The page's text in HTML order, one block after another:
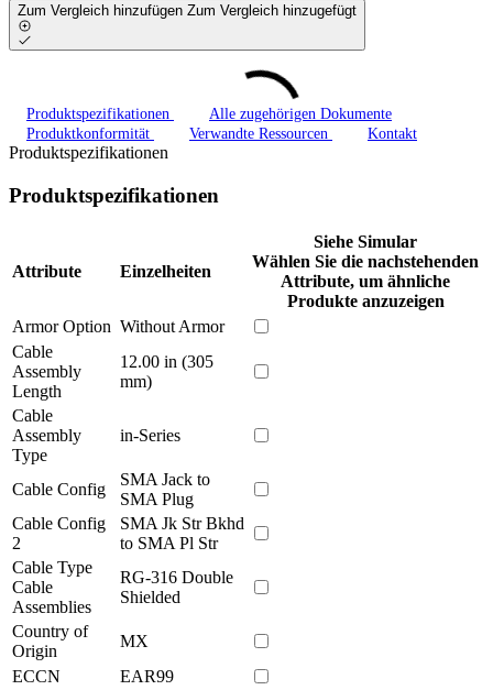
Zum Vergleich hinzufügen Zum Vergleich hinzugefügt
Produktspezifikationen
Alle zugehörigen Dokumente
Produktkonformität
Verwandte Ressourcen Kontakt
Produktspezifikationen
Produktspezifikationen
Attribute Einzelheiten
Siehe Simular
Wählen Sie die nachstehenden
Attribute, um ähnliche
Produkte anzuzeigen
Armor Option Without Armor
Cable
Assembly
Length
12.00 in (305
mm)
Cable
Assembly
Type
in-Series
Cable Config
SMA Jack to
SMA Plug
Cable Config
2
SMA Jk Str Bkhd
to SMA Pl Str
Cable Type
Cable
Assemblies
RG-316 Double
Shielded
Country of
Origin
MX
ECCN
EAR99